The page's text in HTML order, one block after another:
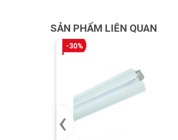
SẢN PHẨM LIÊN QUAN
-30%
‹